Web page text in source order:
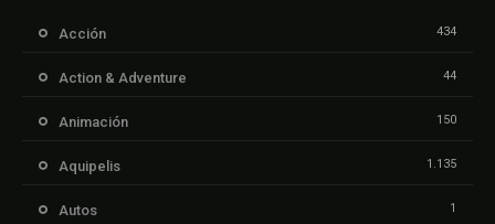
Acción 434
Action & Adventure 44
Animación 150
Aquipelis 1.135
Autos 1